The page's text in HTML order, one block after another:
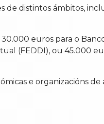
de distintos ámbitos,
euros para o
(FEDDI), ou 45.000
e organizacións de